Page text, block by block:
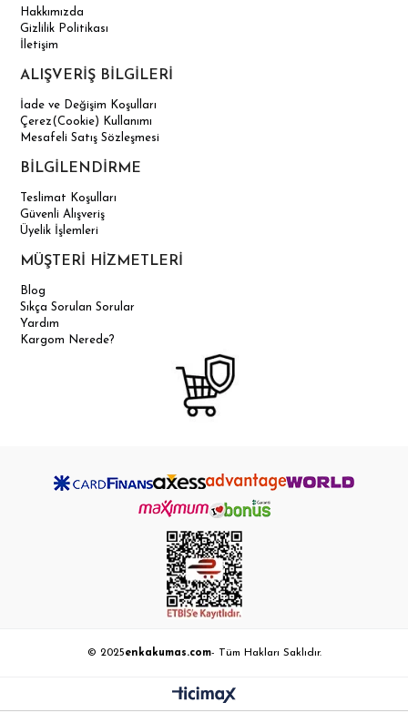
Hakkımızda
Gizlilik Politikası
İletişim
ALIŞVERİŞ BİLGİLERİ
İade ve Değişim Koşulları
Çerez(Cookie) Kullanımı
Mesafeli Satış Sözleşmesi
BİLGİLENDİRME
Teslimat Koşulları
Güvenli Alışveriş
Üyelik İşlemleri
MÜŞTERİ HİZMETLERİ
Blog
Sıkça Sorulan Sorular
Yardım
Kargom Nerede?
© 2025enkakumas.com- Tüm Hakları Saklıdır.